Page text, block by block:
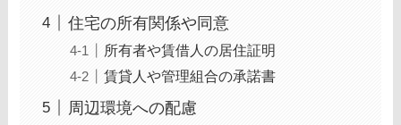
住宅の所有関係や同意
所有者や賃借人の居住証明
賃貸人や管理組合の承諾書
周辺環境への配慮